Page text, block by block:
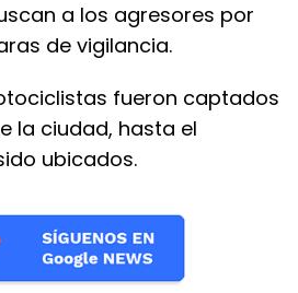
a los agresores por
de vigilancia.
fueron captados
la ciudad, hasta el
ubicados.